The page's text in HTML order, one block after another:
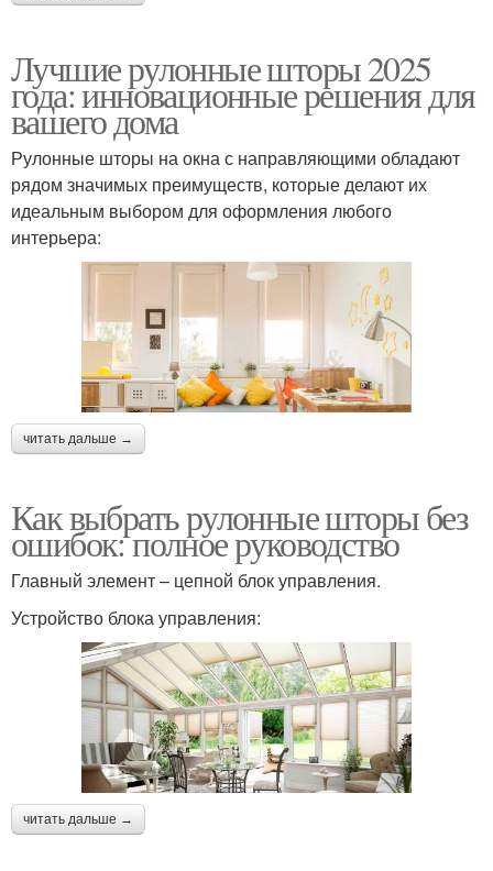
Лучшие рулонные шторы 2025
года: инновационные решения для
вашего дома
Рулонные шторы на окна с направляющими обладают
рядом значимых преимуществ, которые делают их
идеальным выбором для оформления любого
интерьера:
читать дальше →
Как выбрать рулонные шторы без
ошибок: полное руководство
Главный элемент – цепной блок управления.
Устройство блока управления:
читать дальше →